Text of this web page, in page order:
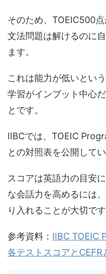
そのため、TOEIC500
文法問題は解けるのに
ます。
これは能力が低いとい
学習がインプット中心
とです。
IIBCでは、TOEIC
との対照表を公開してい
スコアは英語力の目安
な会話力を高めるには
り入れることが大切です
参考資料： IIBC TOEIC
各テストスコアとCEFR